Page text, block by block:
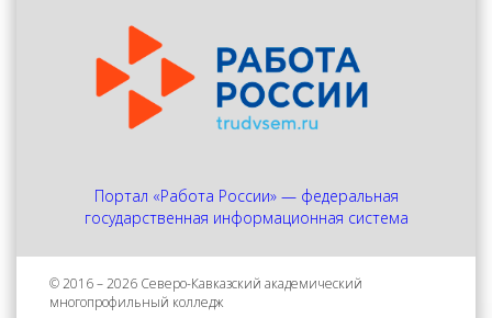
Портал «Работа России» — федеральная
государственная информационная система
© 2016 – 2026 Северо-Кавказский академический
многопрофильный колледж